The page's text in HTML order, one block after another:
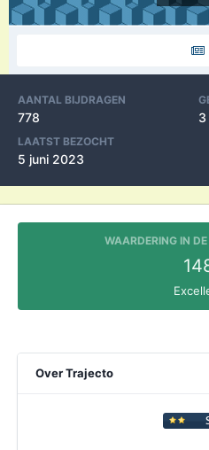
AANTAL BIJDRAGEN
778 3
LAATST BEZOCHT
5 juni 2023
WAARDERING IN
Over Trajecto